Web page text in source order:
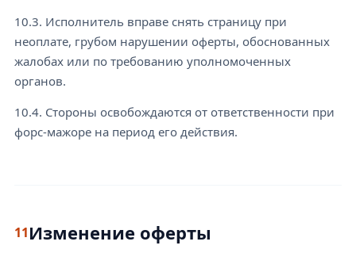
10.3. Исполнитель вправе снять страницу при
неоплате, грубом нарушении оферты, обоснованных
жалобах или по требованию уполномоченных
органов.
10.4. Стороны освобождаются от ответственности при
форс-мажоре на период его действия.
11Изменение оферты